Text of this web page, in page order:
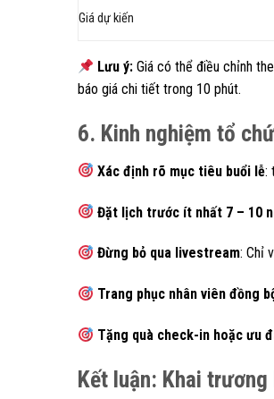
Giá dự kiến
Lưu ý: Giá có thể điều chỉnh
báo giá chi tiết trong 10 phút.
6. Kinh nghiệm tổ
Xác định rõ mục tiêu buổi lễ:
Đặt lịch trước ít nhất 7 – 10
Đừng bỏ qua livestream: Chỉ
Trang phục nhân viên đồng
Tặng quà check-in hoặc ưu
Kết luận: Khai